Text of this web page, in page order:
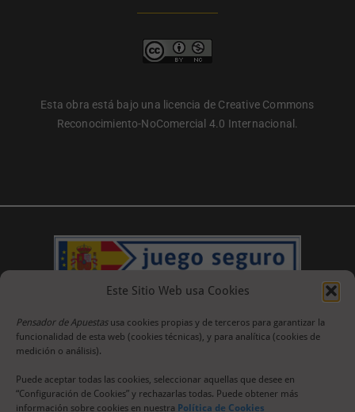
Este Sitio Web usa Cookies
Pensador de Apuestas usa cookies propias y de terceros para garantizar la
funcionalidad de esta web (cookies técnicas), y para analítica (cookies de
medición o análisis).
Puede aceptar todas las cookies, seleccionar aquellas que desee en
“Configuración de Cookies” y rechazarlas todas. Puede obtener más
información sobre cookies en nuestra Política de Cookies
Esta obra está bajo una licencia de Creative Commons
Reconocimiento-NoComercial 4.0 Internacional.